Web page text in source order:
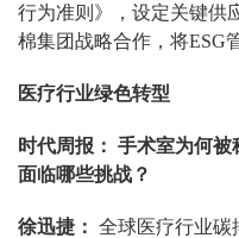
行为准则》，设定关键供
棉集团战略合作，将ESG
医疗行业绿色转型
时代周报： 手术室为何
面临哪些挑战？
徐迅捷： 全球医疗行业碳